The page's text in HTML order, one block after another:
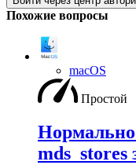
Похожие вопросы
macOS
Простой
mds_stores